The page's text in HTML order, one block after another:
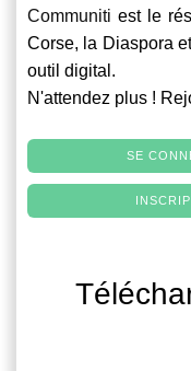
Communiti est le
Corse, la Diaspora
outil digital.
N'attendez plus !
SE